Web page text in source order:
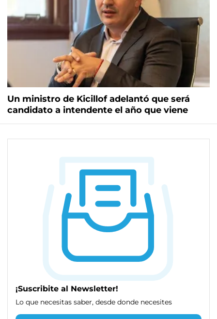
Un ministro de Kicillof adelantó que será
candidato a intendente el año que viene
¡Suscribite al Newsletter!
Lo que necesitas saber, desde donde necesites